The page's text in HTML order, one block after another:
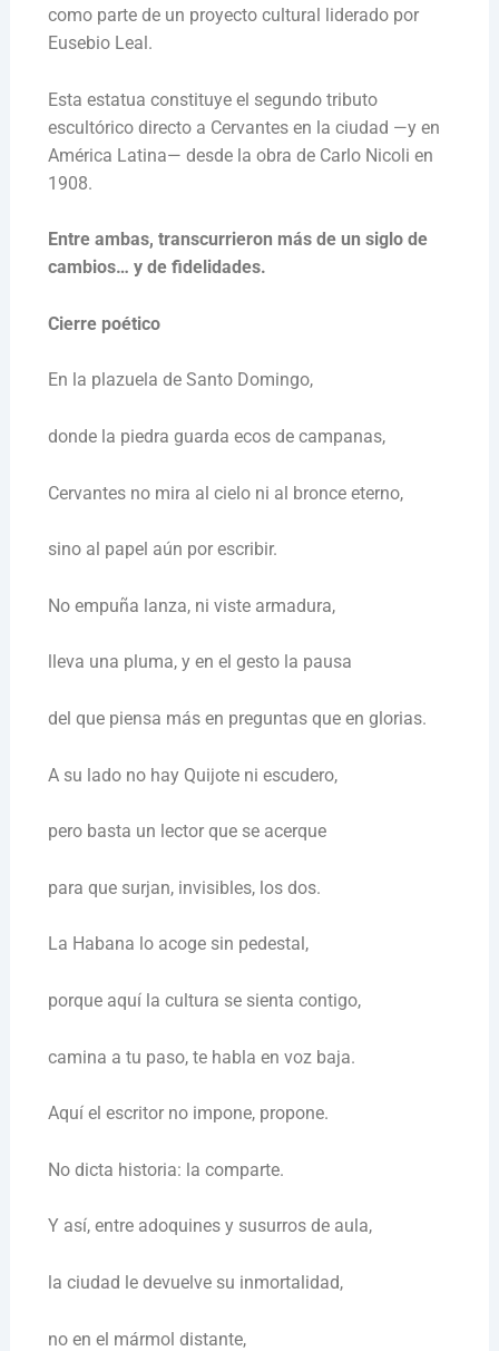
como parte de un proyecto cultural liderado por
Eusebio Leal.
Esta estatua constituye el segundo tributo
escultórico directo a Cervantes en la ciudad —y en
América Latina— desde la obra de Carlo Nicoli en
1908.
Entre ambas, transcurrieron más de un siglo de
cambios… y de fidelidades.
Cierre poético
En la plazuela de Santo Domingo,
donde la piedra guarda ecos de campanas,
Cervantes no mira al cielo ni al bronce eterno,
sino al papel aún por escribir.
No empuña lanza, ni viste armadura,
lleva una pluma, y en el gesto la pausa
del que piensa más en preguntas que en glorias.
A su lado no hay Quijote ni escudero,
pero basta un lector que se acerque
para que surjan, invisibles, los dos.
La Habana lo acoge sin pedestal,
porque aquí la cultura se sienta contigo,
camina a tu paso, te habla en voz baja.
Aquí el escritor no impone, propone.
No dicta historia: la comparte.
Y así, entre adoquines y susurros de aula,
la ciudad le devuelve su inmortalidad,
no en el mármol distante,